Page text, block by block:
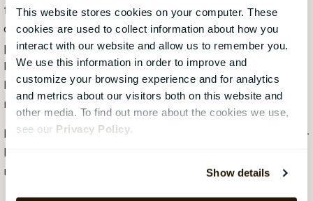
This website stores cookies on your computer. These
cookies are used to collect information about how you
interact with our website and allow us to remember you.
We use this information in order to improve and
customize your browsing experience and for analytics
and metrics about our visitors both on this website and
other media. To find out more about the cookies we use,
see our Privacy Policy.
Show details
forutsetninger til å arbeide helhetlig, strategisk og
datadrevet. Det betyr at systemene støtter
prosessene – i stedet for å gjøre dem mer
kompliserte. Når medarbeiderdata er samlet og
koblet sammen på en strukturert måte, blir det også
mulig å ta bedre og mer informerte beslutninger.
Først da kan digital transformasjon gi reelle fordeler –
både for HR, for organisasjonen og for
medarbeiderne.